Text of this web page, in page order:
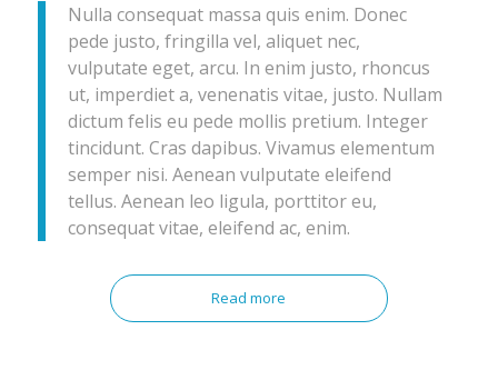
Nulla consequat massa quis enim. Donec
pede justo, fringilla vel, aliquet nec,
vulputate eget, arcu. In enim justo, rhoncus
ut, imperdiet a, venenatis vitae, justo. Nullam
dictum felis eu pede mollis pretium. Integer
tincidunt. Cras dapibus. Vivamus elementum
semper nisi. Aenean vulputate eleifend
tellus. Aenean leo ligula, porttitor eu,
consequat vitae, eleifend ac, enim.
Read more